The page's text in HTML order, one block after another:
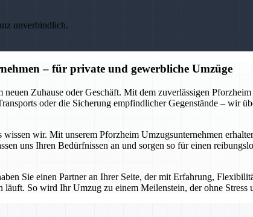
unverbindlich.
– für private und gewerbliche Umzüge
Zuhause oder Geschäft. Mit dem zuverlässigen
oder die Sicherung empfindlicher Gegenstände – wir
wir. Mit unserem Pforzheim Umzugsunternehmen
uns Ihren Bedürfnissen an und sorgen so für einen
Sie einen Partner an Ihrer Seite, der mit Erfahrung,
läuft. So wird Ihr Umzug zu einem Meilenstein, der ohne Stress